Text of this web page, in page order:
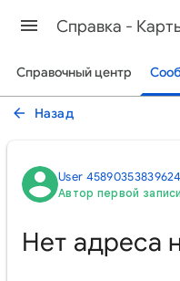
Cправка -
Справочный центр
Назад
User
Автор первой записи
Нет адреса